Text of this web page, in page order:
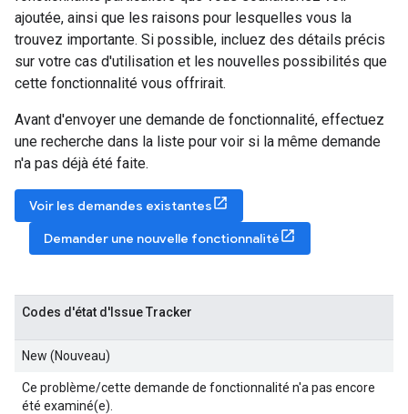
ajoutée, ainsi que les raisons pour lesquelles vous la
trouvez importante. Si possible, incluez des détails précis
sur votre cas d'utilisation et les nouvelles possibilités que
cette fonctionnalité vous offrirait.
Avant d'envoyer une demande de fonctionnalité, effectuez
une recherche dans la liste pour voir si la même demande
n'a pas déjà été faite.
Voir les demandes existantes
Demander une nouvelle fonctionnalité
Codes d'état d'Issue Tracker
New (Nouveau)
Ce problème/cette demande de fonctionnalité n'a pas encore
été examiné(e).